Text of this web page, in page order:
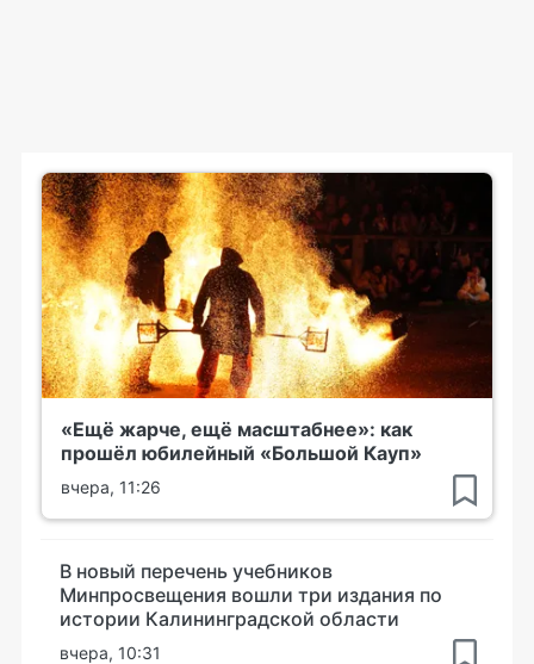
«Ещё жарче, ещё масштабнее»: как
прошёл юбилейный «Большой Кауп»
вчера, 11:26
В новый перечень учебников
Минпросвещения вошли три издания по
истории Калининградской области
вчера, 10:31